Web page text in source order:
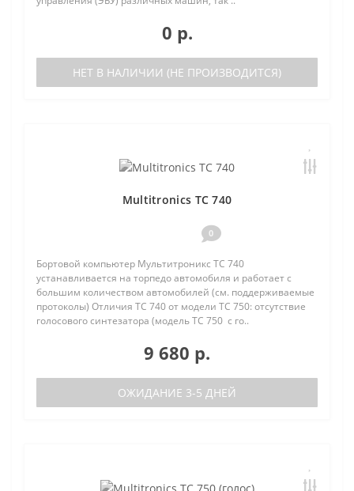
0 р.
НЕТ В НАЛИЧИИ (НЕ ПРОИЗВОДИТСЯ)
Multitronics TC 740
0
Бортовой компьютер Мультитроникс TC 740
устанавливается на торпедо автомобиля и работает с
большим количеством автомобилей (см. поддерживаемые
протоколы) Отличия TC 740 от модели TC 750: отсутствие
голосового синтезатора (модель TC 750 с го..
9 680 р.
ОЖИДАНИЕ 3-5 ДНЕЙ